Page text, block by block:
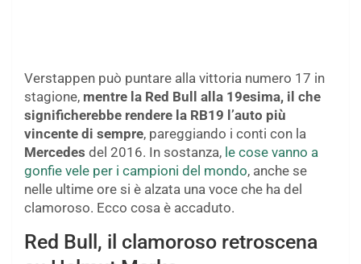
Verstappen può puntare alla vittoria numero 17 in
stagione, mentre la Red Bull alla 19esima, il che
significherebbe rendere la RB19 l’auto più
vincente di sempre, pareggiando i conti con la
Mercedes del 2016. In sostanza, le cose vanno a
gonfie vele per i campioni del mondo, anche se
nelle ultime ore si è alzata una voce che ha del
clamoroso. Ecco cosa è accaduto.
Red Bull, il clamoroso retroscena